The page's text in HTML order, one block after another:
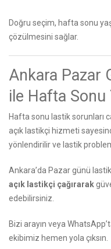
Doğru seçim, hafta sonu
çözülmesini sağlar.
Ankara Pazar
ile Hafta Sonu
Hafta sonu lastik sorunları
açık lastikçi hizmeti
yönlendirilir ve lastik
Ankara’da Pazar günü lastik
açık lastikçi çağırarak
edebilirsiniz.
Bizi arayın veya
ekibimiz hemen yola çıksın.